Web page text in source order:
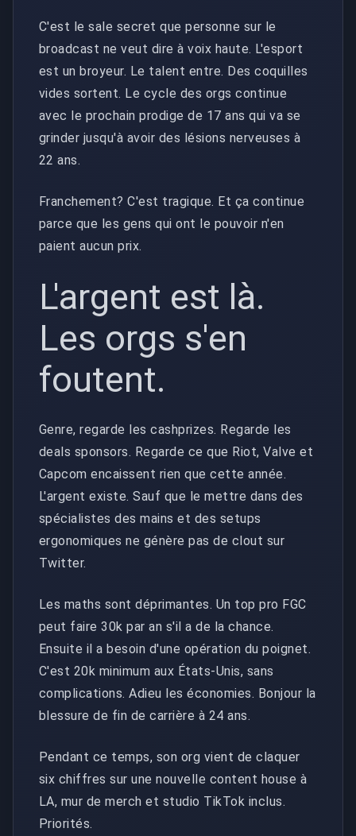
C'est le sale secret que personne sur le
broadcast ne veut dire à voix haute. L'esport
est un broyeur. Le talent entre. Des coquilles
vides sortent. Le cycle des orgs continue
avec le prochain prodige de 17 ans qui va se
grinder jusqu'à avoir des lésions nerveuses à
22 ans.
Franchement? C'est tragique. Et ça continue
parce que les gens qui ont le pouvoir n'en
paient aucun prix.
L'argent est là.
Les orgs s'en
foutent.
Genre, regarde les cashprizes. Regarde les
deals sponsors. Regarde ce que Riot, Valve et
Capcom encaissent rien que cette année.
L'argent existe. Sauf que le mettre dans des
spécialistes des mains et des setups
ergonomiques ne génère pas de clout sur
Twitter.
Les maths sont déprimantes. Un top pro FGC
peut faire 30k par an s'il a de la chance.
Ensuite il a besoin d'une opération du poignet.
C'est 20k minimum aux États-Unis, sans
complications. Adieu les économies. Bonjour la
blessure de fin de carrière à 24 ans.
Pendant ce temps, son org vient de claquer
six chiffres sur une nouvelle content house à
LA, mur de merch et studio TikTok inclus.
Priorités.